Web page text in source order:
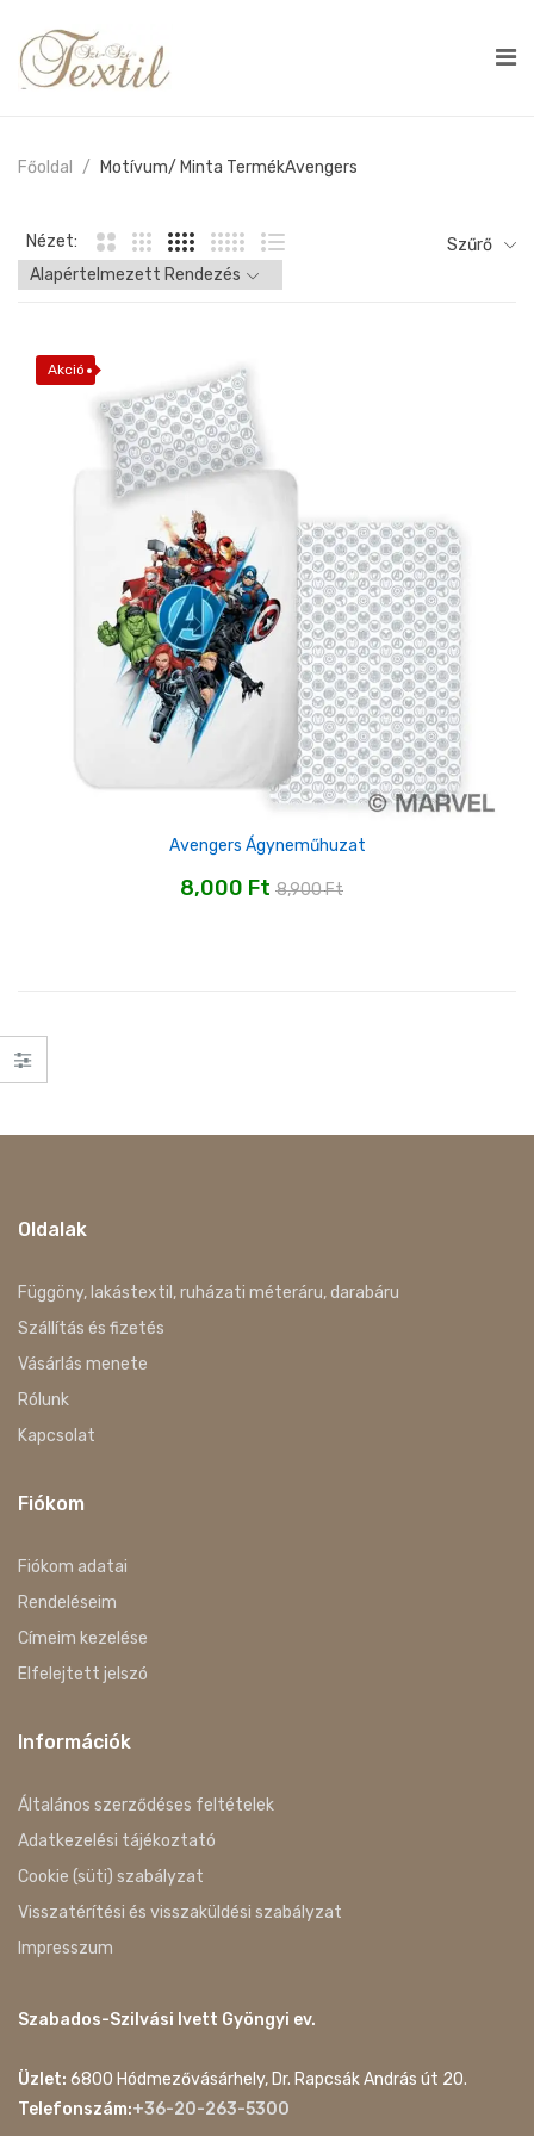
Főoldal Motívum/ Minta TermékAvengers
Nézet: Szűrő
Akció
Avengers Ágyneműhuzat
8,900Ft
8,000 Ft
Oldalak
Függöny, lakástextil, ruházati méteráru, darabáru
Szállítás és fizetés
Vásárlás menete
Rólunk
Kapcsolat
Fiókom
Fiókom adatai
Rendeléseim
Címeim kezelése
Elfelejtett jelszó
Információk
Általános szerződéses feltételek
Adatkezelési tájékoztató
Cookie (süti) szabályzat
Visszatérítési és visszaküldési szabályzat
Impresszum
Szabados-Szilvási Ivett Gyöngyi ev.
Üzlet: 6800 Hódmezővásárhely, Dr. Rapcsák András út 20.
Telefonszám:+36-20-263-5300